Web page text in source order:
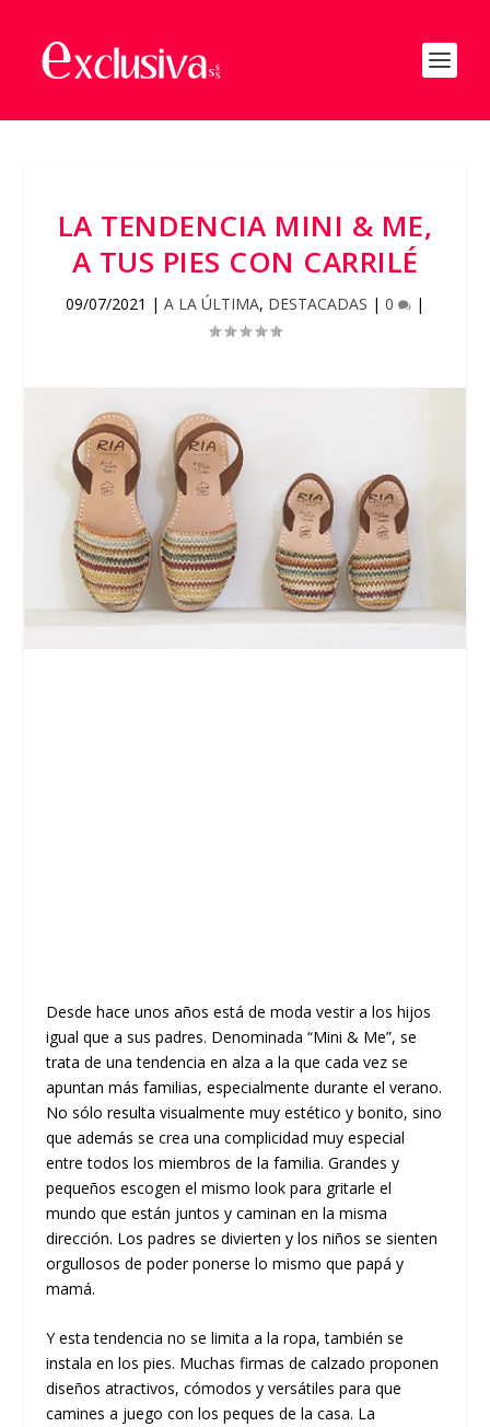
LA TENDENCIA MINI & ME,
A TUS PIES CON CARRILÉ
09/07/2021 | A LA ÚLTIMA, DESTACADAS | 0 |
Desde hace unos años está de moda vestir a los hijos
igual que a sus padres. Denominada “Mini & Me”, se
trata de una tendencia en alza a la que cada vez se
apuntan más familias, especialmente durante el verano.
No sólo resulta visualmente muy estético y bonito, sino
que además se crea una complicidad muy especial
entre todos los miembros de la familia. Grandes y
pequeños escogen el mismo look para gritarle el
mundo que están juntos y caminan en la misma
dirección. Los padres se divierten y los niños se sienten
orgullosos de poder ponerse lo mismo que papá y
mamá.
Y esta tendencia no se limita a la ropa, también se
instala en los pies. Muchas firmas de calzado proponen
diseños atractivos, cómodos y versátiles para que
camines a juego con los peques de la casa. La